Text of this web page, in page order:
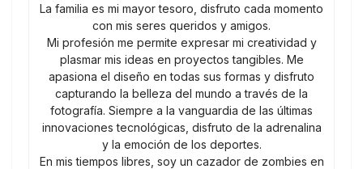
La familia es mi mayor tesoro, disfruto cada momento
con mis seres queridos y amigos.
Mi profesión me permite expresar mi creatividad y
plasmar mis ideas en proyectos tangibles. Me
apasiona el diseño en todas sus formas y disfruto
capturando la belleza del mundo a través de la
fotografía. Siempre a la vanguardia de las últimas
innovaciones tecnológicas, disfruto de la adrenalina
y la emoción de los deportes.
En mis tiempos libres, soy un cazador de zombies en